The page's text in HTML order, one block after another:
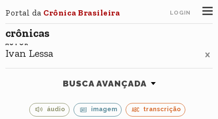
Portal da Crônica Brasileira LOGIN
crônicas
AUTOR
Ivan Lessa
BUSCA AVANÇADA
áudio imagem transcrição